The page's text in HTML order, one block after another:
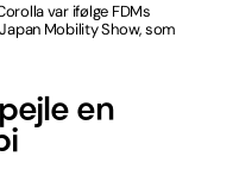
var ifølge FDMs
Mobility Show, som
en